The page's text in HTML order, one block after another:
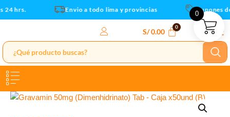
al
hrs. Envio a todo lima y provincias Cupones de
S/0.00
Gravamin
0